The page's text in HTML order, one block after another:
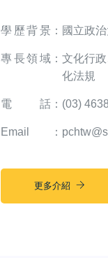
學歷背景 ： 國立政
專長領域 ： 文化行
化法規
電話 ： (03)
Email ：
更多介紹